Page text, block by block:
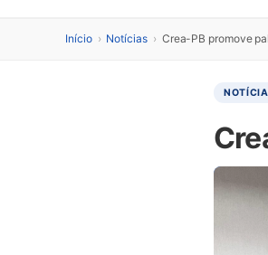
Início › Notícias › Crea-PB promove